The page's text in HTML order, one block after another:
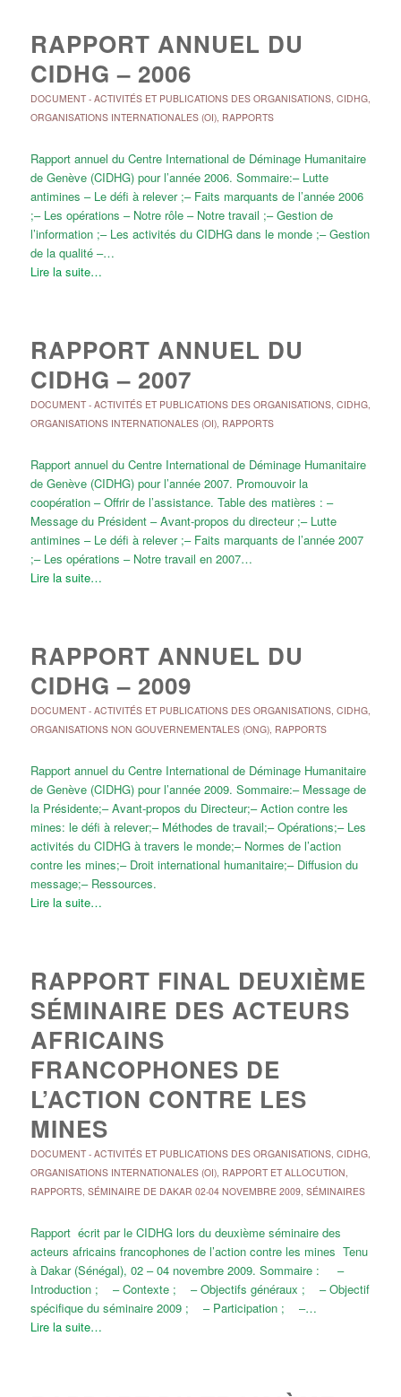
RAPPORT ANNUEL DU
CIDHG – 2006
DOCUMENT- ACTIVITÉS ET PUBLICATIONS DES ORGANISATIONS, CIDHG,
ORGANISATIONS INTERNATIONALES (OI), RAPPORTS
Rapport annuel du Centre International de Déminage Humanitaire
de Genève (CIDHG) pour l’année 2006. Sommaire:– Lutte
antimines – Le défi à relever ;– Faits marquants de l’année 2006
;– Les opérations – Notre rôle – Notre travail ;– Gestion de
l’information ;– Les activités du CIDHG dans le monde ;– Gestion
de la qualité –…
Lire la suite…
RAPPORT ANNUEL DU
CIDHG – 2007
DOCUMENT- ACTIVITÉS ET PUBLICATIONS DES ORGANISATIONS, CIDHG,
ORGANISATIONS INTERNATIONALES (OI), RAPPORTS
Rapport annuel du Centre International de Déminage Humanitaire
de Genève (CIDHG) pour l’année 2007. Promouvoir la
coopération – Offrir de l’assistance. Table des matières : –
Message du Président – Avant-propos du directeur ;– Lutte
antimines – Le défi à relever ;– Faits marquants de l’année 2007
;– Les opérations – Notre travail en 2007…
Lire la suite…
RAPPORT ANNUEL DU
CIDHG – 2009
DOCUMENT- ACTIVITÉS ET PUBLICATIONS DES ORGANISATIONS, CIDHG,
ORGANISATIONS NON GOUVERNEMENTALES (ONG), RAPPORTS
Rapport annuel du Centre International de Déminage Humanitaire
de Genève (CIDHG) pour l’année 2009. Sommaire:– Message de
la Présidente;– Avant-propos du Directeur;– Action contre les
mines: le défi à relever;– Méthodes de travail;– Opérations;– Les
activités du CIDHG à travers le monde;– Normes de l’action
contre les mines;– Droit international humanitaire;– Diffusion du
message;– Ressources.
Lire la suite…
RAPPORT FINAL DEUXIÈME
SÉMINAIRE DES ACTEURS
AFRICAINS
FRANCOPHONES DE
L’ACTION CONTRE LES
MINES
DOCUMENT- ACTIVITÉS ET PUBLICATIONS DES ORGANISATIONS, CIDHG,
ORGANISATIONS INTERNATIONALES (OI), RAPPORT ET ALLOCUTION,
RAPPORTS, SÉMINAIRE DE DAKAR 02-04 NOVEMBRE 2009, SÉMINAIRES
Rapport écrit par le CIDHG lors du deuxième séminaire des
acteurs africains francophones de l’action contre les mines Tenu
à Dakar (Sénégal), 02 – 04 novembre 2009. Sommaire : –
Introduction ; – Contexte ; – Objectifs généraux ; – Objectif
spécifique du séminaire 2009 ; – Participation ; –…
Lire la suite…